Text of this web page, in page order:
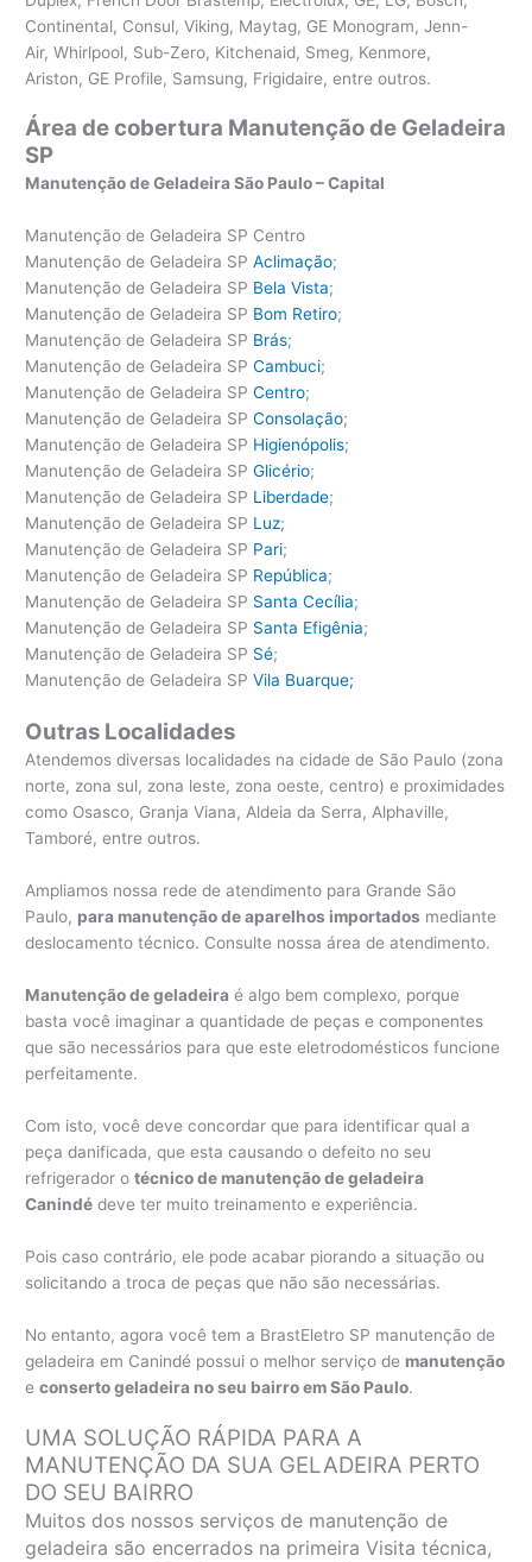
Continental, Consul, Viking, Maytag, GE Monogram, Jenn-
Air, Whirlpool, Sub-Zero, Kitchenaid, Smeg, Kenmore,
Ariston, GE Profile, Samsung, Frigidaire, entre outros.
Área de cobertura Manutenção de Geladeira
SP
Manutenção de Geladeira São Paulo – Capital
Manutenção de Geladeira SP Centro
Manutenção de Geladeira SPAclimação;
Manutenção de Geladeira SP Bela Vista;
Manutenção de Geladeira SP Bom Retiro;
Manutenção de Geladeira SP Brás;
Manutenção de Geladeira SPCambuci;
Manutenção de Geladeira SPCentro;
Manutenção de Geladeira SPConsolação;
Manutenção de Geladeira SP Higienópolis;
Manutenção de Geladeira SPGlicério;
Manutenção de Geladeira SP Liberdade;
Manutenção de Geladeira SP Luz;
Manutenção de Geladeira SP Pari;
Manutenção de Geladeira SP República;
Manutenção de Geladeira SP Santa Cecília;
Manutenção de Geladeira SP Santa Efigênia;
Manutenção de Geladeira SP Sé;
Manutenção de Geladeira SPVila Buarque;
Outras Localidades
Atendemos diversas localidades na cidade de São Paulo (zona
norte, zona sul, zona leste, zona oeste, centro) e proximidades
como Osasco, Granja Viana, Aldeia da Serra, Alphaville,
Tamboré, entre outros.
Ampliamos nossa rede de atendimento para Grande São
Paulo, para manutenção de aparelhos importados mediante
deslocamento técnico. Consulte nossa área de atendimento.
Manutenção de geladeira é algo bem complexo, porque
basta você imaginar a quantidade de peças e componentes
que são necessários para que este eletrodomésticos funcione
perfeitamente.
Com isto, você deve concordar que para identificar qual a
peça danificada, que esta causando o defeito no seu
refrigerador otécnico de manutenção de geladeira
Canindé deve ter muito treinamento e experiência.
Pois caso contrário, ele pode acabar piorando a situação ou
solicitando a troca de peças que não são necessárias.
No entanto, agora você tem a BrastEletro SP manutenção de
geladeira em Canindé possui o melhor serviço de manutenção
econserto geladeira no seu bairro em São Paulo.
UMA SOLUÇÃO RÁPIDA PARA A
MANUTENÇÃO DA SUA GELADEIRA PERTO
DO SEU BAIRRO
Muitos dos nossos serviços de manutenção de
geladeira são encerrados na primeira Visita técnica,